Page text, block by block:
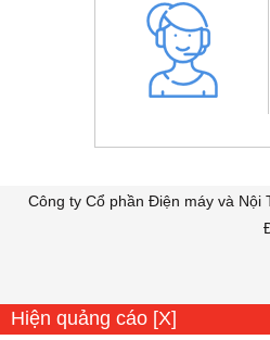
Công ty Cổ phần Điện máy và Nội
Hiện quảng cáo [X]